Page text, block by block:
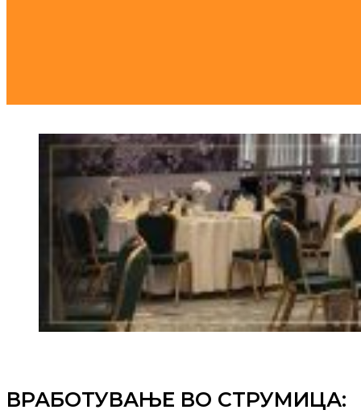
ВРАБОТУВАЊЕ ВО СТРУМИЦА: